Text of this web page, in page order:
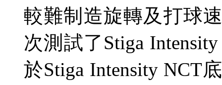
較難制造旋轉及打球
次測試了 Stiga
於Stiga Intensity NCT